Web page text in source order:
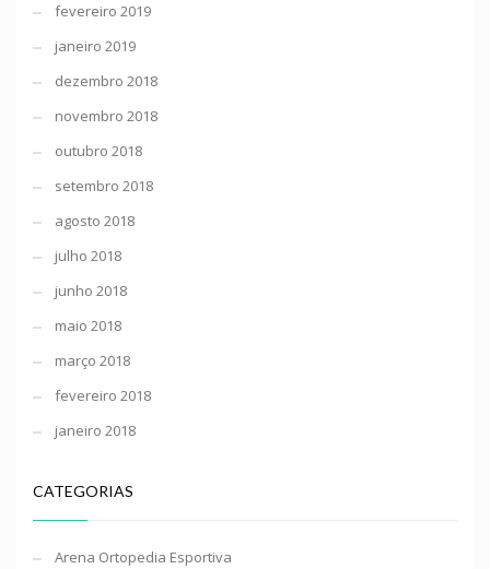
fevereiro 2019
janeiro 2019
dezembro 2018
novembro 2018
outubro 2018
setembro 2018
agosto 2018
julho 2018
junho 2018
maio 2018
março 2018
fevereiro 2018
janeiro 2018
CATEGORIAS
Arena Ortopedia Esportiva